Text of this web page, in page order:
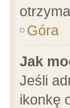
Góra
Jak
Jeśli
ikonkę